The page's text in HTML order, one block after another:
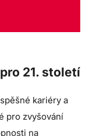
21. století
kariéry a
pro zvyšování
na